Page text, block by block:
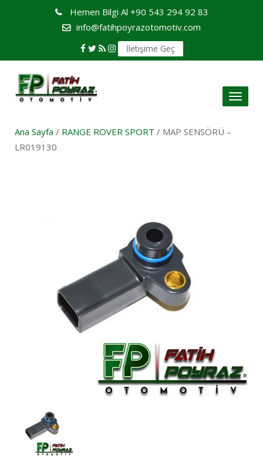
Hemen Bilgi Al +90 543 294 92 83
info@fatihpoyrazotomotiv.com
İletişime Geç
Toggle
Ana Sayfa / RANGE ROVER SPORT / MAP SENSÖRÜ –
LR019130